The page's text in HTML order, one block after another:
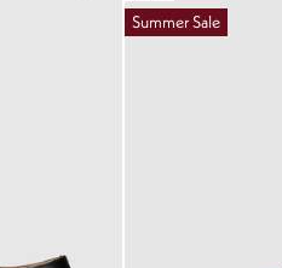
Summer Sale